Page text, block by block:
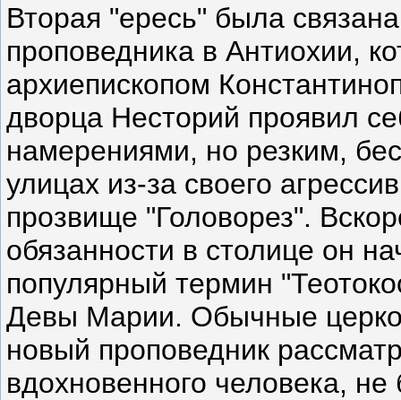
Вторая "ересь" была
проповедника в Антиохии,
архиепископом
дворца Несторий проявил
намерениями, но резким,
улицах из-за своего
прозвище "Головорез".
обязанности в столице он
популярный термин
Девы Марии. Обычные
новый проповедник
вдохновенного человека, не